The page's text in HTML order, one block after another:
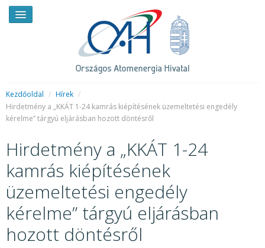
HÍREK
RENDKÍVÜLI HÍREK
SAJTÓSZOBA
HIRDETMÉNYEK
BEMUTATKOZÁS
FELADATOK
Kezdőoldal / Hírek /
Hirdetmény a „KKÁT 1-24 kamrás kiépítésének üzemeltetési engedély
kérelme” tárgyú eljárásban hozott döntésről
Hirdetmény a „KKÁT 1-24
kamrás kiépítésének
üzemeltetési engedély
kérelme” tárgyú eljárásban
hozott döntésről